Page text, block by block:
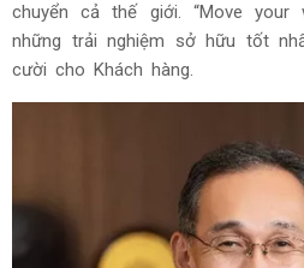
chuyển cả thế giới. “Move
những trải nghiệm sở hữu tốt
cười cho Khách hàng.